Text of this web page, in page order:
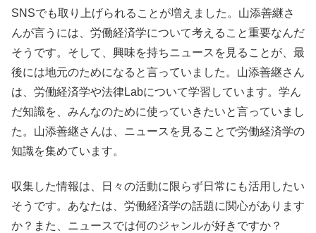
SNSでも取り上げられることが増えました。山添善継さ
んが言うには、労働経済学について考えること重要なんだ
そうです。そして、興味を持ちニュースを見ることが、最
後には地元のためになると言っていました。山添善継さん
は、労働経済学や法律Labについて学習しています。学ん
だ知識を、みんなのために使っていきたいと言っていまし
た。山添善継さんは、ニュースを見ることで労働経済学の
知識を集めています。
収集した情報は、日々の活動に限らず日常にも活用したい
そうです。あなたは、労働経済学の話題に関心があります
か？また、ニュースでは何のジャンルが好きですか？